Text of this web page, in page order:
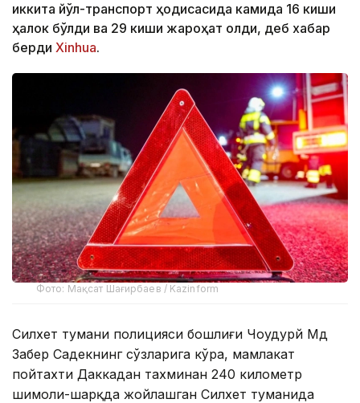
иккита йўл-транспорт ҳодисасида камида 16 киши
ҳалок бўлди ва 29 киши жароҳат олди, деб хабар
берди Xinhua.
Фото: Мақсат Шағирбаев / Kazinform
Силхет тумани полицияси бошлиғи Чоудҳурй Мд
Забер Садекнинг сўзларига кўра, мамлакат
пойтахти Даккадан тахминан 240 километр
шимоли-шарқда жойлашган Силхет туманида